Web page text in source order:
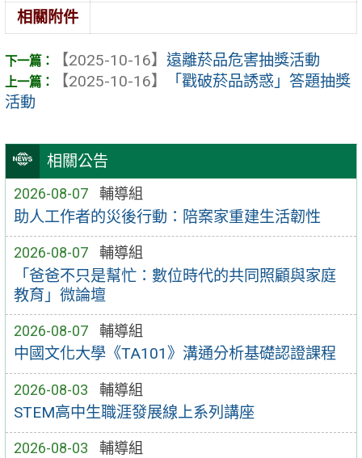
相關公告
2026-08-07 輔導組
助人工作者的災後行動：陪案家重建生活韌性
2026-08-07 輔導組
「爸爸不只是幫忙：數位時代的共同照顧與家庭
教育」微論壇
2026-08-07 輔導組
中國文化大學《TA101》溝通分析基礎認證課程
2026-08-03 輔導組
STEM高中生職涯發展線上系列講座
2026-08-03 輔導組
相關附件
【2025-10-16】 遠離菸品危害抽獎活動
【2025-10-16】
「戳破菸品誘惑」答題抽獎
活動